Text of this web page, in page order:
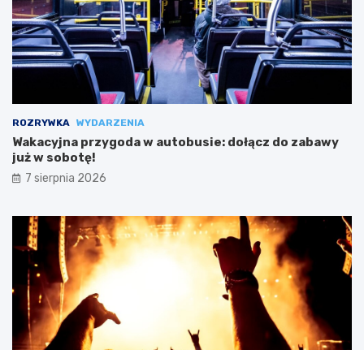
ROZRYWKA WYDARZENIA
Wakacyjna przygoda w autobusie: dołącz do zabawy
już w sobotę!
7 sierpnia 2026